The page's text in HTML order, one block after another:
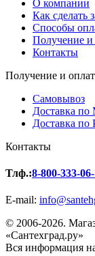
О компании
Как сделать
Способы
Получение и
Контакты
Получение и
Самовывоз
Доставка по
Доставка по
Контакты
Тлф.:8-800-333-
E-mail:
© 2006-2026.
«Сантехград.ру»
Вся информация